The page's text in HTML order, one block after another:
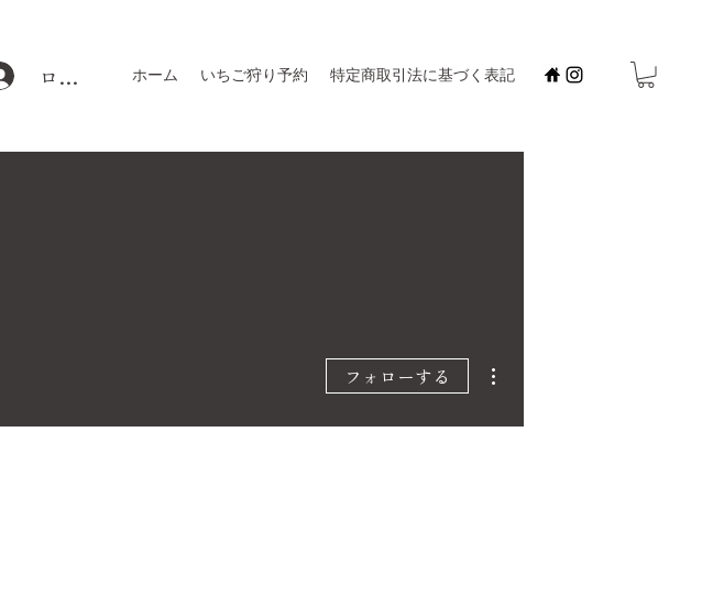
ホーム いちご狩り予約 特定商取引法に基づく表記
ログイン
フォローする